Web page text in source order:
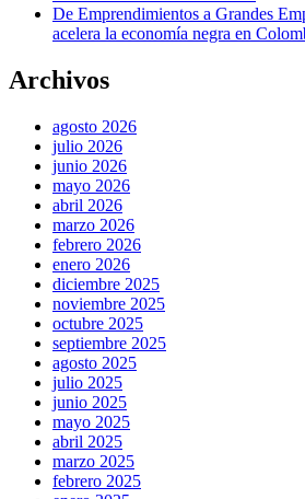
De Emprendimientos a Grandes
acelera la economía negra en
Archivos
agosto 2026
julio 2026
junio 2026
mayo 2026
abril 2026
marzo 2026
febrero 2026
enero 2026
diciembre 2025
noviembre 2025
octubre 2025
septiembre 2025
agosto 2025
julio 2025
junio 2025
mayo 2025
abril 2025
marzo 2025
febrero 2025